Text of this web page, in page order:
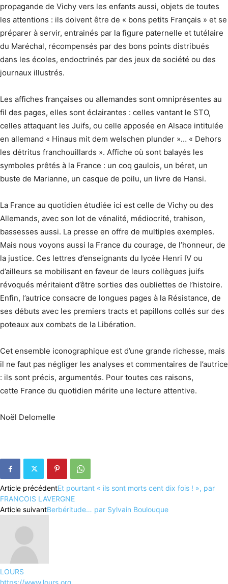
propagande de Vichy vers les enfants aussi, objets de toutes
les attentions : ils doivent être de « bons petits Français » et se
préparer à servir, entrainés par la figure paternelle et tutélaire
du Maréchal, récompensés par des bons points distribués
dans les écoles, endoctrinés par des jeux de société ou des
journaux illustrés.
Les affiches françaises ou allemandes sont omniprésentes au
fil des pages, elles sont éclairantes : celles vantant le STO,
celles attaquant les Juifs, ou celle apposée en Alsace intitulée
en allemand « Hinaus mit dem welschen plunder »… « Dehors
les détritus franchouillards ». Affiche où sont balayés les
symboles prêtés à la France : un coq gaulois, un béret, un
buste de Marianne, un casque de poilu, un livre de Hansi.
La France au quotidien étudiée ici est celle de Vichy ou des
Allemands, avec son lot de vénalité, médiocrité, trahison,
bassesses aussi. La presse en offre de multiples exemples.
Mais nous voyons aussi la France du courage, de l’honneur, de
la justice. Ces lettres d’enseignants du lycée Henri IV ou
d’ailleurs se mobilisant en faveur de leurs collègues juifs
révoqués méritaient d’être sorties des oubliettes de l’histoire.
Enfin, l’autrice consacre de longues pages à la Résistance, de
ses débuts avec les premiers tracts et papillons collés sur des
poteaux aux combats de la Libération.
Cet ensemble iconographique est d’une grande richesse, mais
il ne faut pas négliger les analyses et commentaires de l’autrice
: ils sont précis, argumentés. Pour toutes ces raisons,
cette France du quotidien mérite une lecture attentive.
Noël Delomelle
Article précédentEt pourtant « ils sont morts cent dix fois ! », par
FRANCOIS LAVERGNE
Article suivantBerbéritude… par Sylvain Boulouque
LOURS
https://www.lours.org